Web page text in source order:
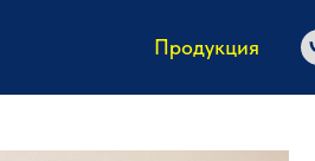
Продукция